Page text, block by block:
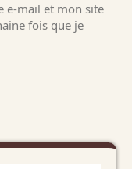
e-mail et mon site
fois que je